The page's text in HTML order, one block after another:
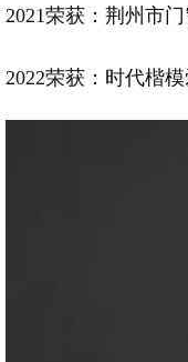
2021荣获：荆州市
2022荣获：时代楷